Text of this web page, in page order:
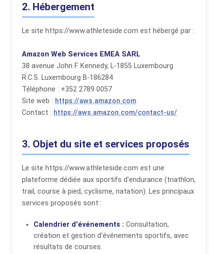
2. Hébergement
Le site https://www.athleteside.com est hébergé par :
Amazon Web Services EMEA SARL
38 avenue John F. Kennedy, L-1855 Luxembourg
R.C.S. Luxembourg B-186284
Téléphone : +352 2789 0057
Site web : https://aws.amazon.com
Contact : https://aws.amazon.com/contact-us/
3. Objet du site et services proposés
Le site https://www.athleteside.com est une
plateforme dédiée aux sportifs d'endurance (triathlon,
trail, course à pied, cyclisme, natation). Les principaux
services proposés sont :
Calendrier d'événements : Consultation,
création et gestion d'événements sportifs, avec
résultats de courses.